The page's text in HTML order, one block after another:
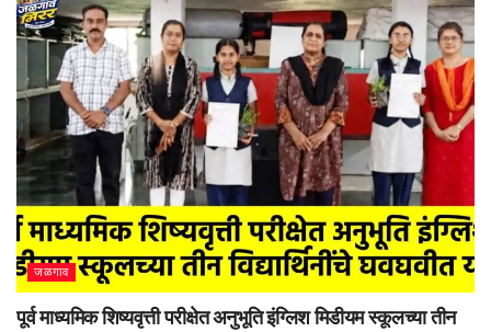
जळगाव
पूर्व माध्यमिक शिष्यवृत्ती परीक्षेत अनुभूति इंग्लिश मिडीयम स्कूलच्या तीन